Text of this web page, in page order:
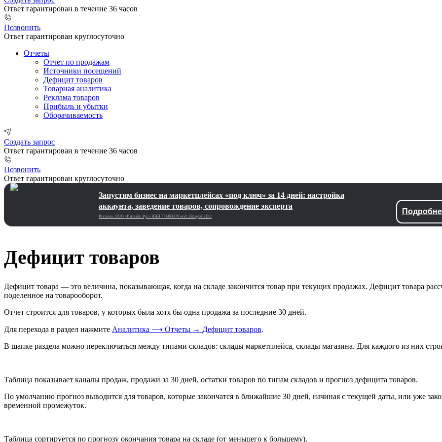
Ответ гарантирован в течение 36 часов
Позвонить
Ответ гарантирован круглосуточно
Отчеты
Отчет по продажам
Источники посещений
Дефицит товаров
Товарная аналитика
Реклама товаров
Прибыль и убытки
Оборачиваемость
Создать запрос
Ответ гарантирован в течение 36 часов
Позвонить
Ответ гарантирован круглосуточно
Запустим бизнес на маркетплейсах «под ключ» за 14 дней: настройка
аккаунта, заведение товаров, сопровождение эксперта
Реклама. ООО «Инсейлс Рус»‎ ИНН 771484376 erid: 2RanyoG1Dct
Дефицит товаров
Дефицит товара — это величина, показывающая, когда на складе закончится товар при текущих продажах. Дефицит товара
поделенное на товарооборот.
Отчет строится для товаров, у которых была хотя бы одна продажа за последние 30 дней.
Для перехода в раздел нажмите Аналитика ⟶ Отчеты → Дефицит товаров.
В шапке раздела можно переключаться между типами складов: склады маркетплейса, склады магазина. Для каждого из них
Таблица показывает каналы продаж, продажи за 30 дней, остатки товаров по типам складов и прогноз дефицита товаров.
По умолчанию прогноз выводится для товаров, которые закончатся в ближайшие 30 дней, начиная с текущей даты, или уже
временной промежуток.
Таблица сортируется по прогнозу окончания товара на складе (от меньшего к большему).